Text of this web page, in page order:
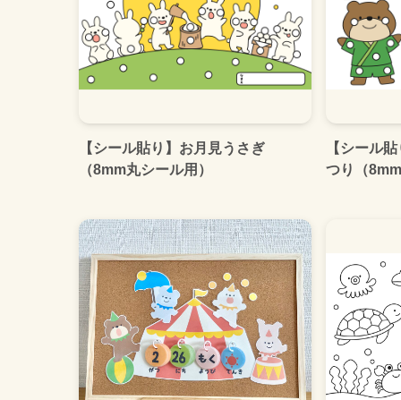
【シール貼り】お月見うさぎ
（8mm丸シール用）
【シール
つり（